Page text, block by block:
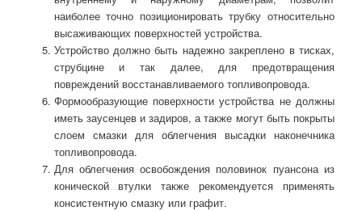
наиболее точно позиционировать трубку относительно
высаживающих поверхностей устройства.
Устройство должно быть надежно закреплено в тисках,
струбцине и так далее, для предотвращения
повреждений восстанавливаемого топливопровода.
Формообразующие поверхности устройства не должны
иметь заусенцев и задиров, а также могут быть покрыты
слоем смазки для облегчения высадки наконечника
топливопровода.
Для облегчения освобождения половинок пуансона из
конической втулки также рекомендуется применять
консистентную смазку или графит.